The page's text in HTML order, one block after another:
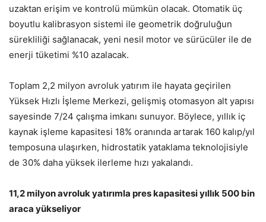
uzaktan erişim ve kontrolü mümkün olacak. Otomatik üç
boyutlu kalibrasyon sistemi ile geometrik doğruluğun
sürekliliği sağlanacak, yeni nesil motor ve sürücüler ile de
enerji tüketimi %10 azalacak.
Toplam 2,2 milyon avroluk yatırım ile hayata geçirilen
Yüksek Hızlı İşleme Merkezi, gelişmiş otomasyon alt yapısı
sayesinde 7/24 çalışma imkanı sunuyor. Böylece, yıllık iç
kaynak işleme kapasitesi 18% oranında artarak 160 kalıp/yıl
temposuna ulaşırken, hidrostatik yataklama teknolojisiyle
de 30% daha yüksek ilerleme hızı yakalandı.
11,2 milyon avroluk yatırımla pres kapasitesi yıllık 500 bin
araca yükseliyor